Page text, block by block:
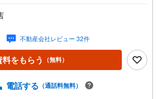
理解することから始めます。お客様のお話をき
きし、しっかり話し合う「心」のコミュニケー
切になります。だからこそ、それぞれのお客様
「住まい」をご提案をすることができるので
ーネット予約で当日見学が可能！（1）［室内・
する］をクリック（2）本日～4日以内をご希望
不動産流通各社の2025年度中間期の売買仲介実
不動産会社レビュー 32件
料をもらう （無料）
電話する （通話料無料）